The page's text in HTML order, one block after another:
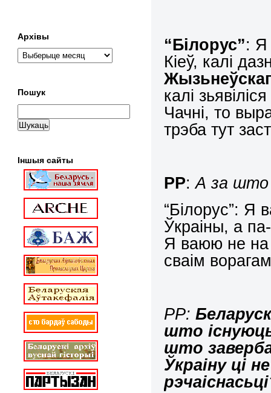
“Білорус”: Я
Кіеў, калі
Жызь
калі
Чачні, то
трэба тут
РР:А за
“Білорус”: Я
Ўкраіны, а
Я ваюю не на
сваім
РР:
што
што
Ўкраіну ці
Архівы
Пошук
Іншыя сайты